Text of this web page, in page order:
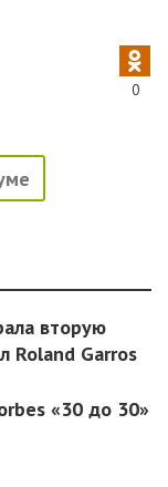
0
вторую
Roland Garros
«30 до 30»